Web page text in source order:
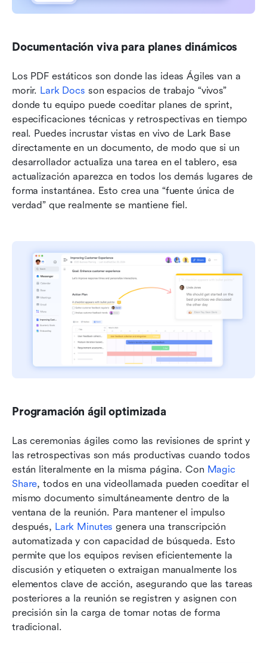
Documentación viva para planes dinámicos
Los PDF estáticos son donde las ideas Ágiles van a
morir. Lark Docs son espacios de trabajo “vivos”
donde tu equipo puede coeditar planes de sprint,
especificaciones técnicas y retrospectivas en tiempo
real. Puedes incrustar vistas en vivo de Lark Base
directamente en un documento, de modo que si un
desarrollador actualiza una tarea en el tablero, esa
actualización aparezca en todos los demás lugares de
forma instantánea. Esto crea una “fuente única de
verdad” que realmente se mantiene fiel.
Programación ágil optimizada
Las ceremonias ágiles como las revisiones de sprint y
las retrospectivas son más productivas cuando todos
están literalmente en la misma página. Con Magic
Share, todos en una videollamada pueden coeditar el
mismo documento simultáneamente dentro de la
ventana de la reunión. Para mantener el impulso
después, Lark Minutes genera una transcripción
automatizada y con capacidad de búsqueda. Esto
permite que los equipos revisen eficientemente la
discusión y etiqueten o extraigan manualmente los
elementos clave de acción, asegurando que las tareas
posteriores a la reunión se registren y asignen con
precisión sin la carga de tomar notas de forma
tradicional.